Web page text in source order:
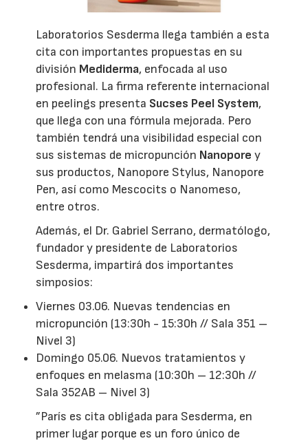
Laboratorios Sesderma llega también a esta
cita con importantes propuestas en su
división Mediderma, enfocada al uso
profesional. La firma referente internacional
en peelings presenta Sucses Peel System,
que llega con una fórmula mejorada. Pero
también tendrá una visibilidad especial con
sus sistemas de micropunción Nanopore y
sus productos, Nanopore Stylus, Nanopore
Pen, así como Mescocits o Nanomeso,
entre otros.
Además, el Dr. Gabriel Serrano, dermatólogo,
fundador y presidente de Laboratorios
Sesderma, impartirá dos importantes
simposios:
Viernes 03.06. Nuevas tendencias en
micropunción (13:30h - 15:30h // Sala 351 –
Nivel 3)
Domingo 05.06. Nuevos tratamientos y
enfoques en melasma (10:30h – 12:30h //
Sala 352AB – Nivel 3)
”París es cita obligada para Sesderma, en
primer lugar porque es un foro único de